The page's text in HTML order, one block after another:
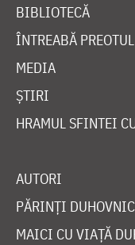
BIBLIOTECĂ
ÎNTREABĂ PREOTUL
MEDIA
ȘTIRI
HRAMUL SFINTEI
AUTORI
PĂRINȚI
MAICI CU VIAȚĂ